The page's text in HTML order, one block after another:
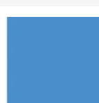
Du kan forny
forny